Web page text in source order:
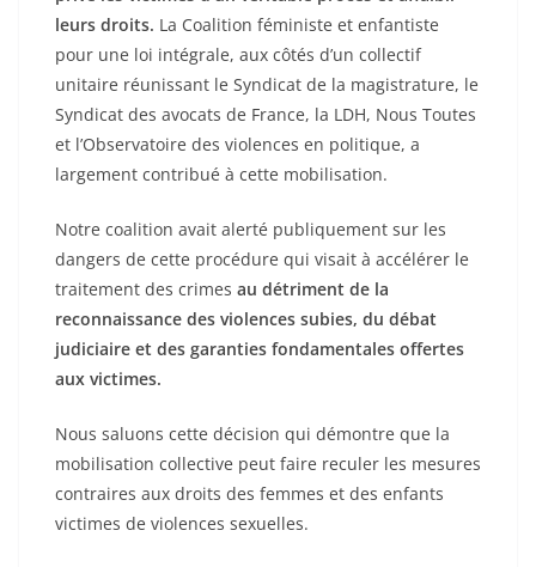
leurs droits. La Coalition féministe et enfantiste
pour une loi intégrale, aux côtés d’un collectif
unitaire réunissant le Syndicat de la magistrature, le
Syndicat des avocats de France, la LDH, Nous Toutes
et l’Observatoire des violences en politique, a
largement contribué à cette mobilisation.
Notre coalition avait alerté publiquement sur les
dangers de cette procédure qui visait à accélérer le
traitement des crimes au détriment de la
reconnaissance des violences subies, du débat
judiciaire et des garanties fondamentales offertes
aux victimes.
Nous saluons cette décision qui démontre que la
mobilisation collective peut faire reculer les mesures
contraires aux droits des femmes et des enfants
victimes de violences sexuelles.